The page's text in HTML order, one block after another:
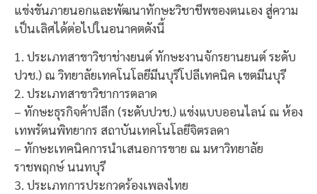
แข่งขันภายนอกและพัฒนาทักษะวิชาชีพของตนเอง สู่ความ
เป็นเลิศได้ต่อไปในอนาคตดังนี้
1. ประเภทสาขาวิชาช่างยนต์ ทักษะงานจักรยานยนต์ ระดับ
ปวช.) ณ วิทยาลัยเทคโนโลยีมีนบุรีโปลีเทคนิค เขตมีนบุรี
2. ประเภทสาขาวิชาการตลาด
– ทักษะธุรกิจค้าปลีก (ระดับปวช.) แข่งแบบออนไลน์ ณ ห้อง
เทพรัตนพิทยากร สถาบันเทคโนโลยีจิตรลดา
– ทักษะเทคนิคการนำเสนอการขาย ณ มหาวิทยาลัย
ราชพฤกษ์ นนทบุรี
3. ประเภทการประกวดร้องเพลงไทย